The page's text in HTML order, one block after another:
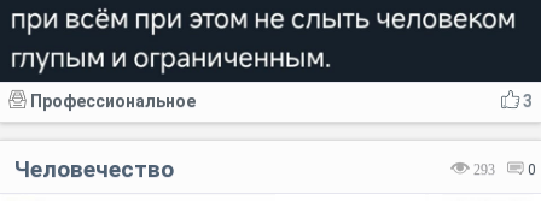
3
Профессиональное
293 0
Человечество